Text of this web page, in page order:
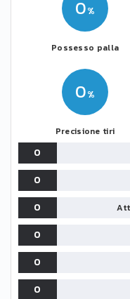
0
Possesso palla
0
Precisione tiri
0
0
0
0
0
0